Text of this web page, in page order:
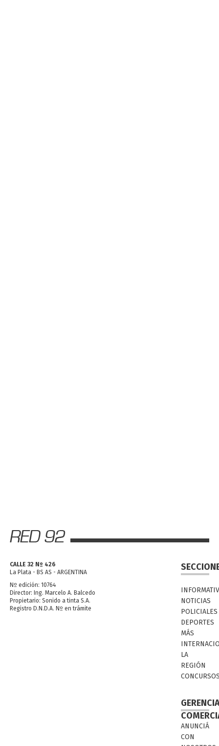
CALLE 32 Nº 426
La Plata - BS AS - ARGENTINA
Nº edición: 10764
Director: Ing. Marcelo A. Balcedo
Propietario: Sonido a tinta S.A.
Registro D.N.D.A. Nº en trámite
NOTICIAS
POLICIALES
DEPORTES
MÁS
LA
REGIÓN
ANUNCIÁ
CON